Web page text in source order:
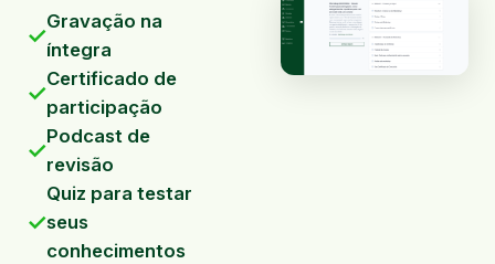
✓
Gravação na
íntegra
✓
Certificado de
participação
✓
Podcast de
revisão
✓
Quiz para testar
seus
conhecimentos